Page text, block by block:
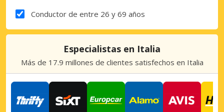
Conductor de entre 26 y 69 años
Especialistas en Italia
Más de 17.9 millones de clientes satisfechos en Italia